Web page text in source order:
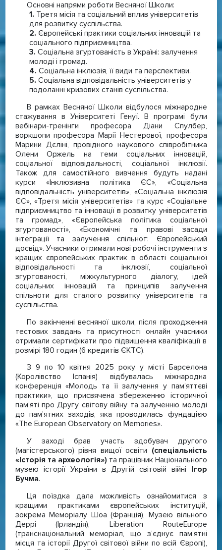
Основні напрями роботи Весняної Школи:
Третя місія та соціальний вплив університетів
для розвитку суспільства.
Європейські практики соціальних інновацій та
соціального підприємництва.
Соціальна згуртованість в Україні: залучення
молоді і громад.
Соціальна інклюзія, її види та перспективи.
Соціальна відповідальність університетів у
подоланні кризових станів суспільства.
В рамках Весняної Школи відбулося міжнародне
стажування в Університеті Генуї. В програмі були
вебінари-тренінги професора Діани Спулбер,
воркшопи професора Марії Нестерової, професора
Марини Дєліні, провідного наукового співробітника
Олени Оржель на теми соціальних інновацій,
соціальної відповідальності, соціальної інклюзії.
Також для самостійного вивчення будуть надані
курси «Інклюзивна політика ЄС», «Соціальна
відповідальність університетів», «Соціальна інклюзія
ЄС», «Третя місія університетів» та курс «Соціальне
підприємництво та інновації в розвитку університетів
та громад», «Європейська політика соціальної
згуртованості», «Економічні та правові засади
інтеграції та залучення спільнот: Європейський
досвід». Учасники отримали нові робочі інструменти з
кращих європейських практик в області соціальної
відповідальності та інклюзії, соціальної
згуртованості, міжкультурного діалогу, ідей
соціальних інновацій та принципів залучення
спільноти для сталого розвитку університетів та
суспільства.
По закінченні весняної школи, після проходження
тестових завдань та присутності онлайн учасники
отримали сертифікати про підвищення кваліфікації в
розмірі 180 годин (6 кредитів ЄКТС).
З 9 по 10 квітня 2025 року у місті Барселона
(Королівство Іспанія) відбувалась міжнародна
конференція «Молодь та її залучення у пам’яттєві
практики», що присвячена збереженню історичної
пам’яті про Другу світову війну та залученню молоді
до пам’ятних заходів, яка проводилась фундацією
«The European Observatory on Memories».
У заході брав участь здобувач другого
(магістерського) рівня вищої освіти (спеціальність
«Історія та археологія») та працівник Національного
музею історії України в Другій світовій війні Ігор
Бучма.
Ця поїздка дала можливість ознайомитися з
кращими практиками європейських інституцій,
зокрема Меморіалу Шоа (Франція), Музею вільного
Деррі (Ірландія), Liberation RouteEurope
(транснаціональний меморіал, що з’єднує пам’ятні
місця та історії Другої світової війни по всій Європі),